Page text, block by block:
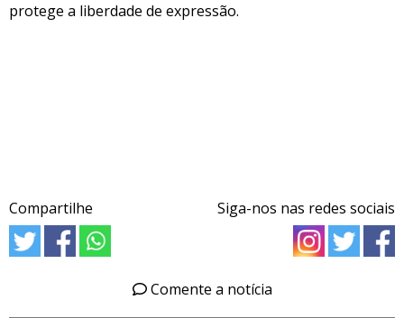
protege a liberdade de expressão.
Compartilhe Siga-nos nas redes sociais
Comente a notícia